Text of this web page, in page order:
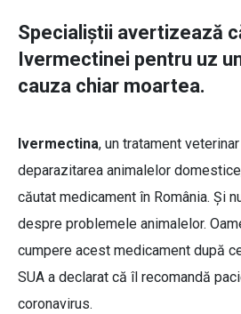
Specialiștii avertizează
Ivermectinei pentru uz
cauza chiar moartea.
Ivermectina, un tratament
deparazitarea animalelor
căutat medicament în România. Și
despre problemele animalelor.
cumpere acest medicament după
SUA a declarat că îl recomandă
coronavirus.